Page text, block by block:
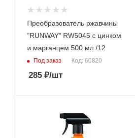
Преобразователь ржавчины
"RUNWAY" RW5045 с цинком
и марганцем 500 мл /12
Под заказ Код: 60820
285 ₽/шт